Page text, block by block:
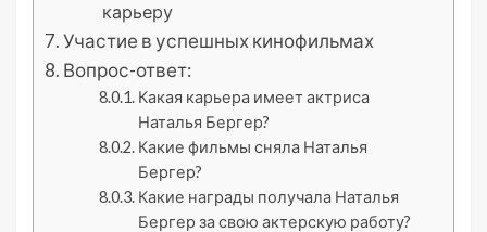
карьеру
Участие в успешных кинофильмах
Вопрос-ответ:
Какая карьера имеет актриса
Наталья Бергер?
Какие фильмы сняла Наталья
Бергер?
Какие награды получала Наталья
Бергер за свою актерскую работу?